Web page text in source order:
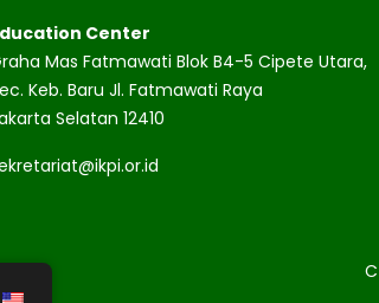
Center
Mas Fatmawati Blok B4-5 Cipete Utara,
Keb. Baru Jl. Fatmawati Raya
Selatan 12410